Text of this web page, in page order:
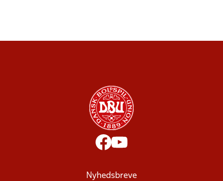
Nyhedsbreve